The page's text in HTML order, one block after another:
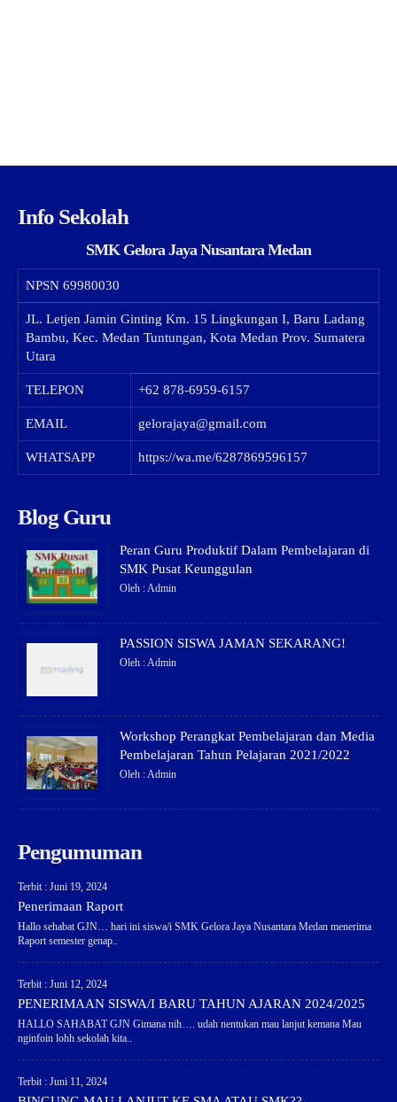
Info Sekolah
SMK Gelora Jaya Nusantara Medan
NPSN 69980030
JL. Letjen Jamin Ginting Km. 15 Lingkungan I, Baru Ladang
Bambu, Kec. Medan Tuntungan, Kota Medan Prov. Sumatera
Utara
TELEPON +62 878-6959-6157
EMAIL gelorajaya@gmail.com
WHATSAPP https://wa.me/6287869596157
Blog Guru
Peran Guru Produktif Dalam Pembelajaran di
SMK Pusat Keunggulan
Oleh : Admin
PASSION SISWA JAMAN SEKARANG!
Oleh : Admin
Workshop Perangkat Pembelajaran dan Media
Pembelajaran Tahun Pelajaran 2021/2022
Oleh : Admin
Pengumuman
Terbit : Juni 19, 2024
Penerimaan Raport
Hallo sehabat GJN… hari ini siswa/i SMK Gelora Jaya Nusantara Medan menerima
Raport semester genap..
Terbit : Juni 12, 2024
PENERIMAAN SISWA/I BARU TAHUN AJARAN 2024/2025
HALLO SAHABAT GJN Gimana nih…. udah nentukan mau lanjut kemana Mau
nginfoin lohh sekolah kita..
Terbit : Juni 11, 2024